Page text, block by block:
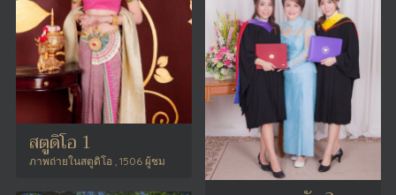
สตูดิโอ 1
ภาพถ่ายในสตูดิโอ , 1506 ผู้ชม